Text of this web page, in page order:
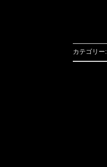
カテゴリー: